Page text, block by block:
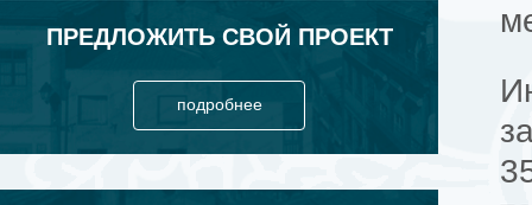
ПРЕДЛОЖИТЬ СВОЙ ПРОЕКТ
подробнее